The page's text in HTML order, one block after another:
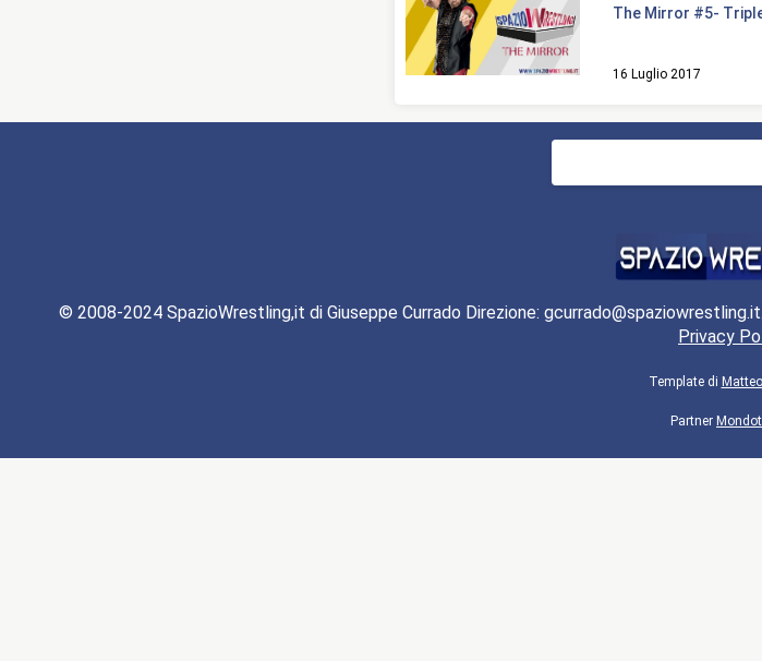
The Mirror #5-
16 Luglio 2017
© 2008-2024 SpazioWrestling,it di Giuseppe Currado Direzione:
Privacy
Template di
Partner